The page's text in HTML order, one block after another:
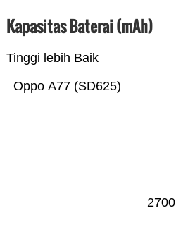
Kapasitas Baterai (mAh)
Tinggi lebih Baik
Oppo A77 (SD625)
2700